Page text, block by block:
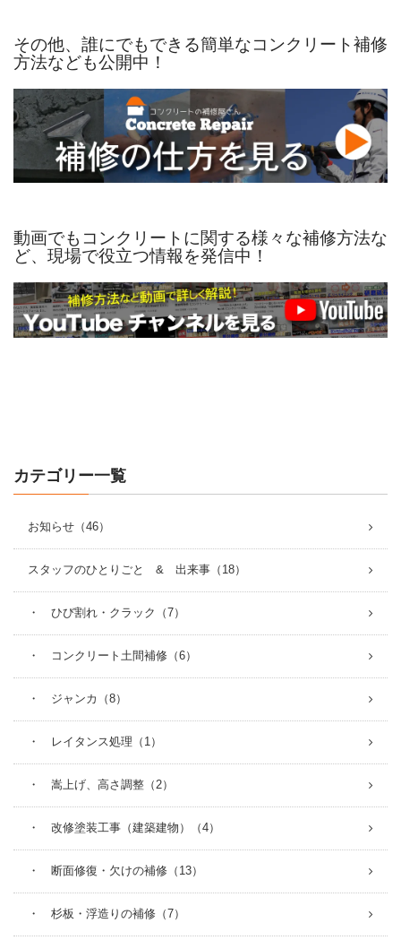
その他、誰にでもできる簡単なコンクリート補修
方法なども公開中！
動画でもコンクリートに関する様々な補修方法な
ど、現場で役立つ情報を発信中！
カテゴリー一覧
お知らせ（46）
スタッフのひとりごと & 出来事（18）
・ ひび割れ・クラック（7）
・ コンクリート土間補修（6）
・ ジャンカ（8）
・ レイタンス処理（1）
・ 嵩上げ、高さ調整（2）
・ 改修塗装工事（建築建物）（4）
・ 断面修復・欠けの補修（13）
・ 杉板・浮造りの補修（7）